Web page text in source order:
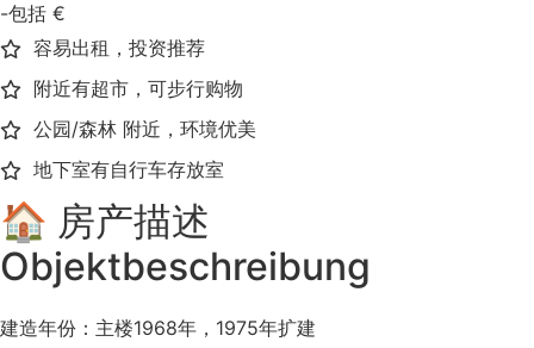
-包括 €
容易出租，投资推荐
附近有超市，可步行购物
公园/森林 附近，环境优美
地下室有自行车存放室
🏠 房产描述
Objektbeschreibung
建造年份：主楼1968年，1975年扩建